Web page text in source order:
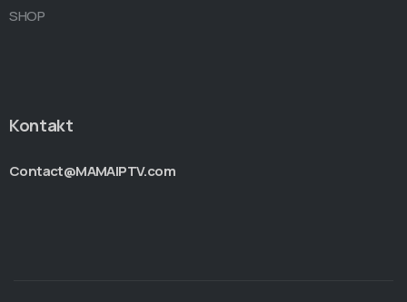
SHOP
Kontakt
Contact@MAMAIPTV.com